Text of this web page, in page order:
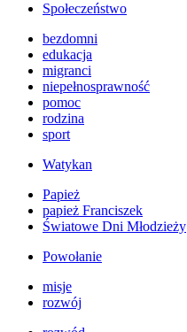
Społeczeństwo
bezdomni
edukacja
migranci
niepełnosprawność
pomoc
rodzina
sport
Watykan
Papież
papież Franciszek
Światowe Dni Młodzieży
Powołanie
misje
rozwój